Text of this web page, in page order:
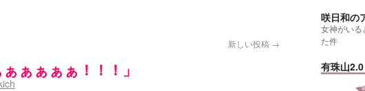
新しい投稿 →
ぁぁぁぁ！！！」
咲日和の
女神がいる
た件
有珠山2.0